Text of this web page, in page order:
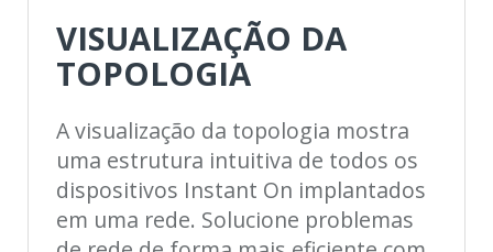
VISUALIZAÇÃO DA
TOPOLOGIA
A visualização da topologia mostra
uma estrutura intuitiva de todos os
dispositivos Instant On implantados
em uma rede. Solucione problemas